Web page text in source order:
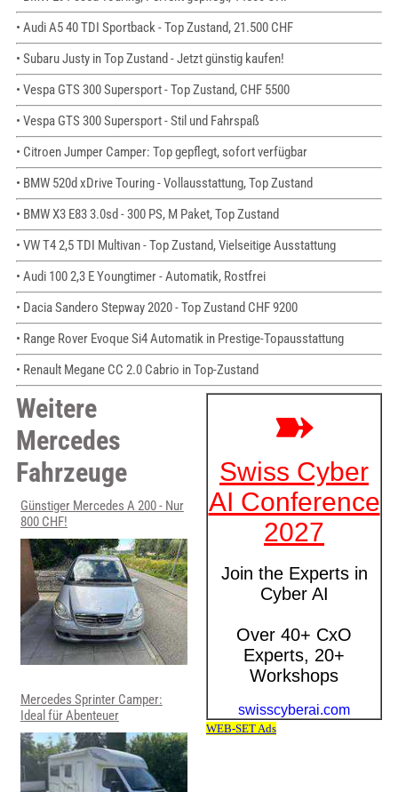
• Audi A5 40 TDI Sportback - Top Zustand, 21.500 CHF
• Subaru Justy in Top Zustand - Jetzt günstig kaufen!
• Vespa GTS 300 Supersport - Top Zustand, CHF 5500
• Vespa GTS 300 Supersport - Stil und Fahrspaß
• Citroen Jumper Camper: Top gepflegt, sofort verfügbar
• BMW 520d xDrive Touring - Vollausstattung, Top Zustand
• BMW X3 E83 3.0sd - 300 PS, M Paket, Top Zustand
• VW T4 2,5 TDI Multivan - Top Zustand, Vielseitige Ausstattung
• Audi 100 2,3 E Youngtimer - Automatik, Rostfrei
• Dacia Sandero Stepway 2020 - Top Zustand CHF 9200
• Range Rover Evoque Si4 Automatik in Prestige-Topausstattung
• Renault Megane CC 2.0 Cabrio in Top-Zustand
Weitere
Mercedes
Fahrzeuge
Günstiger Mercedes A 200 - Nur
800 CHF!
Mercedes Sprinter Camper:
Ideal für Abenteuer